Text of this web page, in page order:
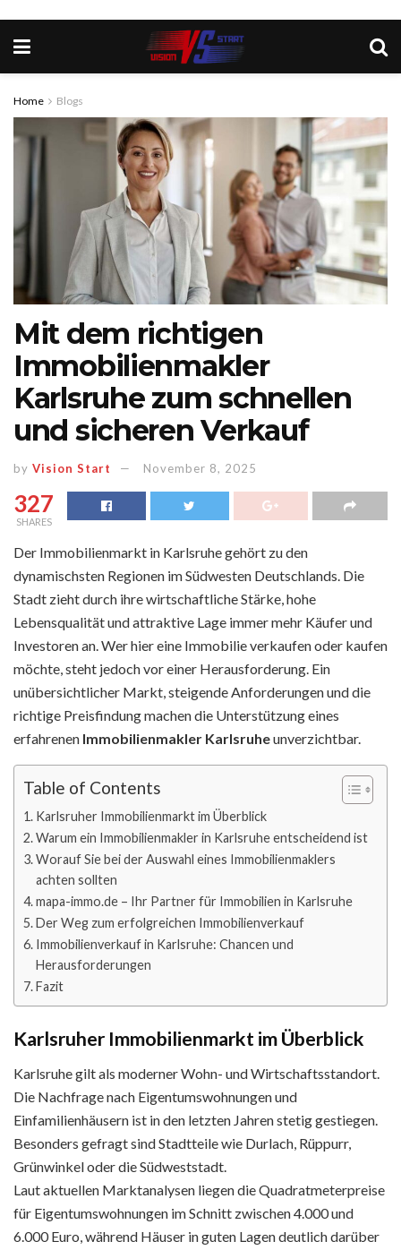
Home Blogs
Mit dem richtigen
Immobilienmakler
Karlsruhe zum schnellen
und sicheren Verkauf
by Vision Start November 8, 2025
327
SHARES
Der Immobilienmarkt in Karlsruhe gehört zu den
dynamischsten Regionen im Südwesten Deutschlands. Die
Stadt zieht durch ihre wirtschaftliche Stärke, hohe
Lebensqualität und attraktive Lage immer mehr Käufer und
Investoren an. Wer hier eine Immobilie verkaufen oder kaufen
möchte, steht jedoch vor einer Herausforderung. Ein
unübersichtlicher Markt, steigende Anforderungen und die
richtige Preisfindung machen die Unterstützung eines
erfahrenen Immobilienmakler Karlsruheunverzichtbar.
Table of Contents
Karlsruher Immobilienmarkt im Überblick
Warum ein Immobilienmakler in Karlsruhe entscheidend ist
Worauf Sie bei der Auswahl eines Immobilienmaklers
achten sollten
mapa-immo.de – Ihr Partner für Immobilien in Karlsruhe
Der Weg zum erfolgreichen Immobilienverkauf
Immobilienverkauf in Karlsruhe: Chancen und
Herausforderungen
Fazit
Karlsruher Immobilienmarkt im Überblick
Karlsruhe gilt als moderner Wohn- und Wirtschaftsstandort.
Die Nachfrage nach Eigentumswohnungen und
Einfamilienhäusern ist in den letzten Jahren stetig gestiegen.
Besonders gefragt sind Stadtteile wie Durlach, Rüppurr,
Grünwinkel oder die Südweststadt.
Laut aktuellen Marktanalysen liegen die Quadratmeterpreise
für Eigentumswohnungen im Schnitt zwischen 4.000 und
6.000 Euro, während Häuser in guten Lagen deutlich darüber